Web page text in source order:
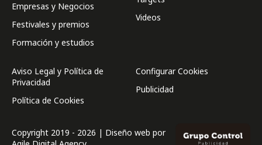
Empresas y Negocios
Festivales y premios
Formación y estudios
Videos
Aviso Legal y Política de
Privacidad
Política de Cookies
Configurar Cookies
Publicidad
Copyright 2019 - 2026 | Diseño web por